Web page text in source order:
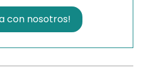
con nosotros!